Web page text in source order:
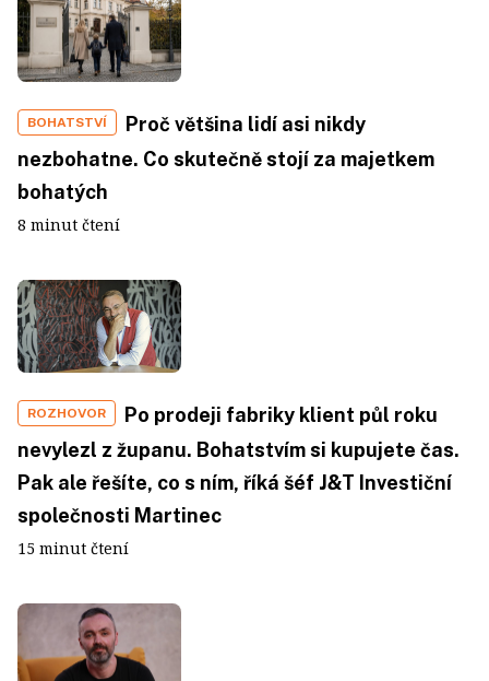
BOHATSTVÍ
Proč většina lidí asi nikdy
nezbohatne. Co skutečně stojí za majetkem
bohatých
8 minut čtení
ROZHOVOR
Po prodeji fabriky klient půl roku
nevylezl z županu. Bohatstvím si kupujete čas.
Pak ale řešíte, co s ním, říká šéf J&T Investiční
společnosti Martinec
15 minut čtení